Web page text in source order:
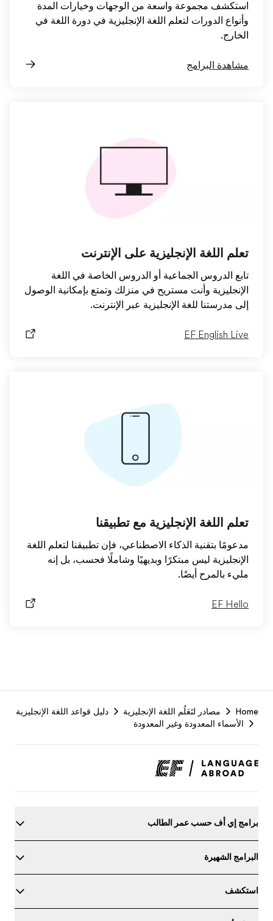
استكشف مجموعة واسعة من الوجهات وخيارات المدة
وأنواع الدورات لتعلم اللغة الإنجليزية في دورة اللغة في
الخارج.
مشاهدة البرامج
تعلم اللغة الإنجليزية على الإنترنت
تابع الدروس الجماعية أو الدروس الخاصة في اللغة
الإنجليزية وأنت مستريح في منزلك وتمتع بإمكانية الوصول
إلى مدرستنا للغة الإنجليزية عبر الإنترنت.
EF English Live
تعلم اللغة الإنجليزية مع تطبيقنا
مدعومًا بتقنية الذكاء الاصطناعي، فإن تطبيقنا لتعلم اللغة
الإنجليزية ليس مبتكرًا وبديهيًا وشاملًا فحسب، بل إنه
مليء بالمرح أيضًا.
EF Hello
Home مصادر لتَعَلُم اللغة الإنجليزية
دليل قواعد اللغة الإنجليزية
الأسماء المعدودة وغير المعدودة
برامج إي أف حسب عمر الطالب
البرامج الشهيرة
استكشف